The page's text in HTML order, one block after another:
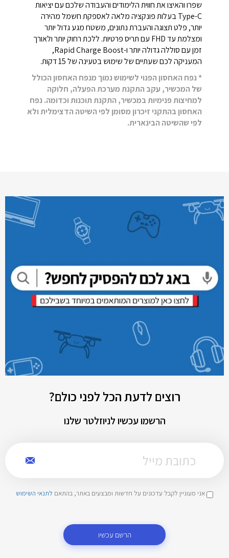
שפרו והאיצו את חווית הלימודים והעבודה שלכם עם יציאות
Type-C‎ בעלות פונקציה מלאה לאספקת חשמל מהירה
יותר, פלט תצוגה והעברת נתונים, משטח מגע גדול יותר
ומצלמת עד FHD עם תריס פרטיות. ללכת רחוק יותר ולאורך
זמן עם סוללה גדולה יותר ו-Rapid Charge Boost,
המעניקה לכם שעתיים של שימוש בטעינה של 15 דקות.
* נפח האחסון הפנוי לשימוש נמוך מנפח האחסון הכולל
של המכשיר, עקב התקנת מערכת הפעלה, חלוקה
למחיצות פנימיות במכשיר, התקנת תוכנות וכדומה. נפח
האחסון בהתקני זיכרון מסומן לפי השיטה הדצימלית ולא
לפי שהשיטה הבינארית.
רוצים לדעת הכל לפני כולם?
הרשמו עכשיו לניוזלטר שלנו
אני מעוניין לקבל עדכונים על חדשות ומבצעים באתר, בהתאם לתנאי השימוש
הרשם עכשיו